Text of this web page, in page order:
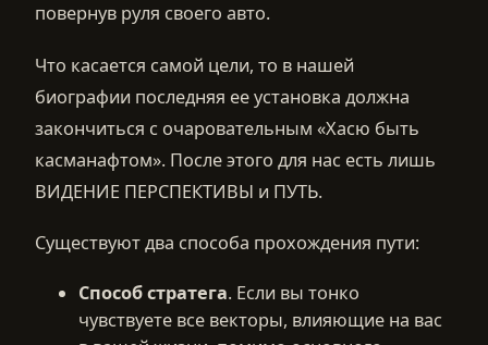
повернув руля своего авто.
Что касается самой цели, то в нашей
биографии последняя ее установка должна
закончиться с очаровательным «Хасю быть
касманафтом». После этого для нас есть лишь
ВИДЕНИЕ ПЕРСПЕКТИВЫ и ПУТЬ.
Существуют два способа прохождения пути:
Способ стратега. Если вы тонко
чувствуете все векторы, влияющие на вас